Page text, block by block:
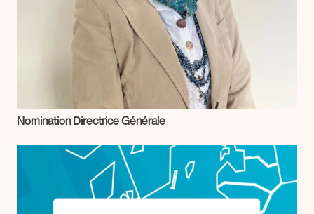
Nomination Directrice Générale